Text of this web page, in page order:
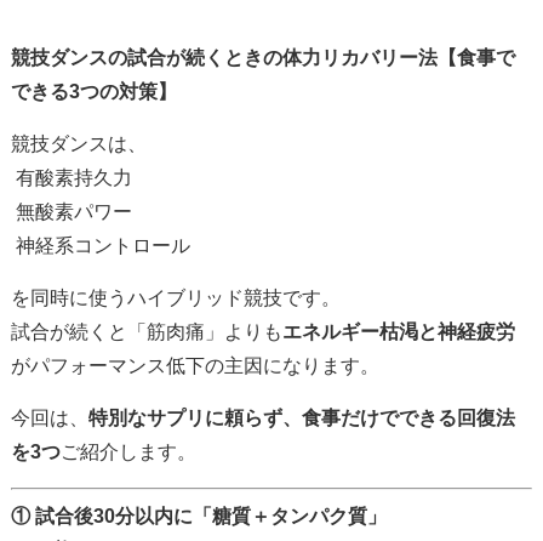
競技ダンスの試合が続くときの体力リカバリー法【食事で
できる3つの対策】
競技ダンスは、
有酸素持久力
無酸素パワー
神経系コントロール
を同時に使うハイブリッド競技です。
試合が続くと「筋肉痛」よりもエネルギー枯渇と神経疲労
がパフォーマンス低下の主因になります。
今回は、 特別なサプリに頼らず、食事だけでできる回復法
を3つご紹介します。
① 試合後30分以内に「糖質＋タンパク質」